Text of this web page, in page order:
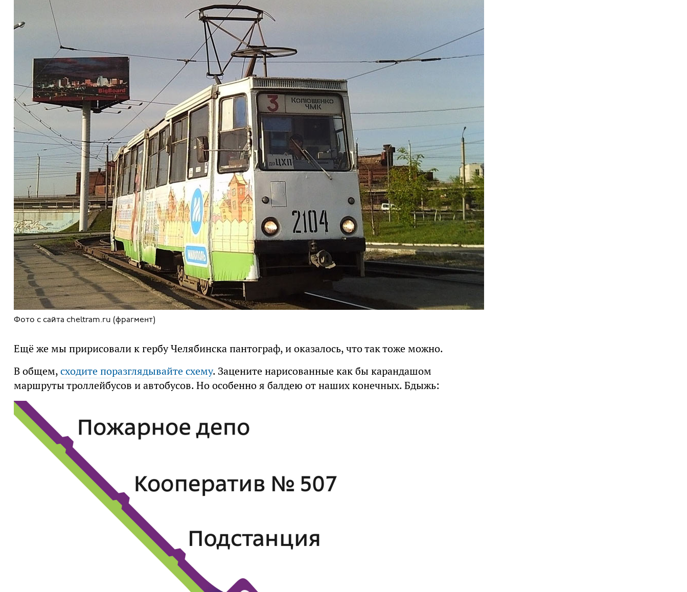
Фото с сайта cheltram.ru (фрагмент)
Ещё же мы пририсовали к гербу Челябинска пантограф, и оказалось, что так тоже можно.
В общем,сходите поразглядывайте схему. Зацените нарисованные как бы карандашом
маршруты троллейбусов и автобусов. Но особенно я балдею от наших конечных. Бдыжь: